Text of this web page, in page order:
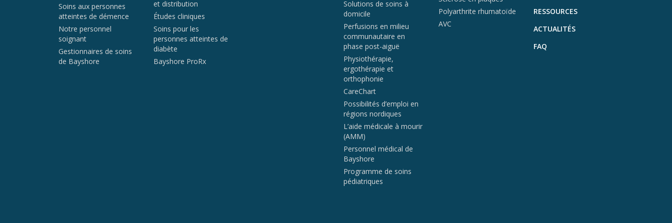
Soins aux personnes
atteintes de démence
Notre personnel
soignant
Gestionnaires de soins
de Bayshore
et distribution
Études cliniques
Soins pour les
personnes atteintes de
diabète
Bayshore ProRx
Solutions de soins à
domicile
Perfusions en milieu
communautaire en
phase post-aiguë
Physiothérapie,
ergothérapie et
orthophonie
CareChart
Possibilités d’emploi en
régions nordiques
L’aide médicale à mourir
(AMM)
Personnel médical de
Bayshore
Programme de soins
pédiatriques
Polyarthrite rhumatoïde
AVC
RESSOURCES
ACTUALITÉS
FAQ